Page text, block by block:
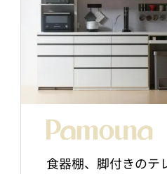
食器棚、脚付きのテ